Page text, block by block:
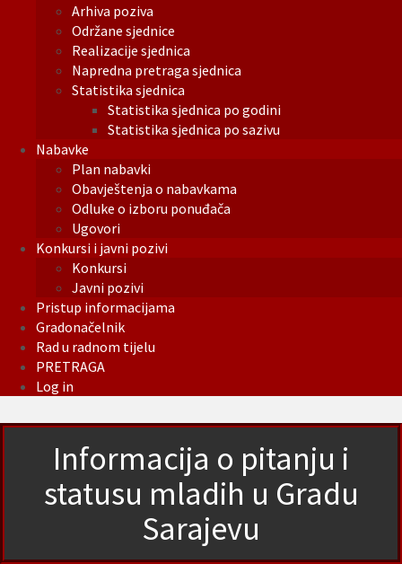
Arhiva poziva
Održane sjednice
Realizacije sjednica
Napredna pretraga sjednica
Statistika sjednica
Statistika sjednica po godini
Statistika sjednica po sazivu
Nabavke
Plan nabavki
Obavještenja o nabavkama
Odluke o izboru ponuđača
Ugovori
Konkursi i javni pozivi
Konkursi
Javni pozivi
Pristup informacijama
Gradonačelnik
Rad u radnom tijelu
PRETRAGA
Log in
Informacija o pitanju i
statusu mladih u Gradu
Sarajevu